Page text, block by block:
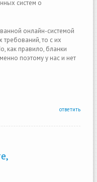
систем о
онлайн-системой
требований, то с их
как правило, бланки
поэтому у нас и нет
ответить